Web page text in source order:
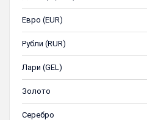
Евро (EUR)
Рубли (RUR)
Лари (GEL)
Золото
Серебро